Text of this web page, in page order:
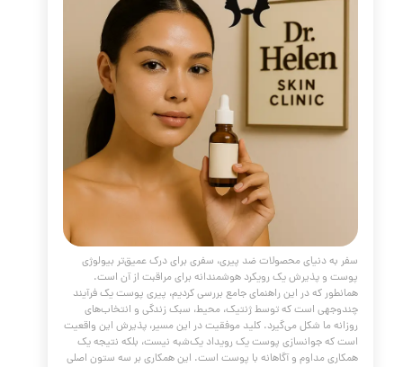
مسیر پر فراز و نشیب دوران نوجوانی و مقابله با چالش‌های
نیازمند دانش، صبر و مراقبت صحیح است. همانطور که در
جامع بررسی کردیم، آکنه یک پدیده طبیعی بیولوژیکی است
نقص شخصیتی یا نتیجه بی‌توجهی. با درک دلایل علمی پشت
نوع پوست خود و پایبندی به یک روتین مناسب، شما قدرت
پوستتان را در دست می‌گیرید. سه پیام کلیدی را به خاطر
آکنه یک وضعیت پزشکی قابل درمان است: ثبات، کلید
است: از کمک حرفه‌ای نترسید: